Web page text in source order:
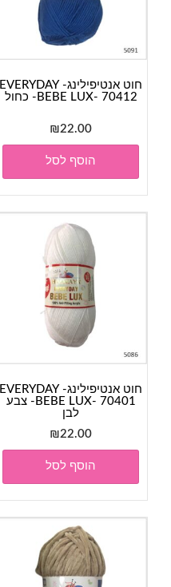
חוט אנטיפילינג- EVERYDAY
BEBE LUX- 70412- כחול
₪22.00
הוסף לסל
חוט אנטיפילינג- EVERYDAY
BEBE LUX- 70401- צבע
לבן
₪22.00
הוסף לסל